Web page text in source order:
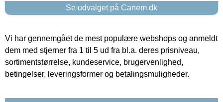
Se udvalget på Canem.dk
Vi har gennemgået de mest populære webshops og anmeldt
dem med stjerner fra 1 til 5 ud fra bl.a. deres prisniveau,
sortimentstørrelse, kundeservice, brugervenlighed,
betingelser, leveringsformer og betalingsmuligheder.